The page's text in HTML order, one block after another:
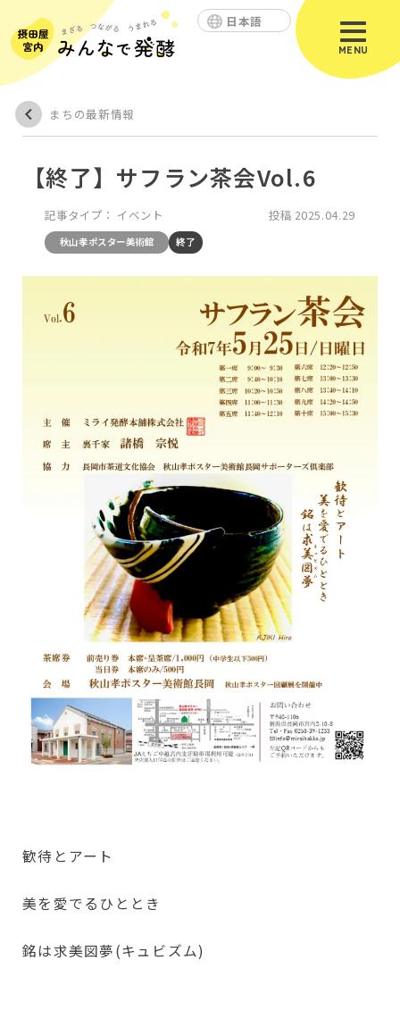
日本語
MENU
まちの最新情報
【終了】サフラン茶会Vol.6
記事タイプ： イベント 投稿 2025.04.29
秋山孝ポスター美術館 終了
歓待とアート
美を愛でるひととき
銘は求美図夢(キュビズム)